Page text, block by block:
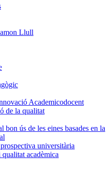
Llull
Academicodocent
de la qualitat
bon ús de les eines basades en la
universitària
acadèmica